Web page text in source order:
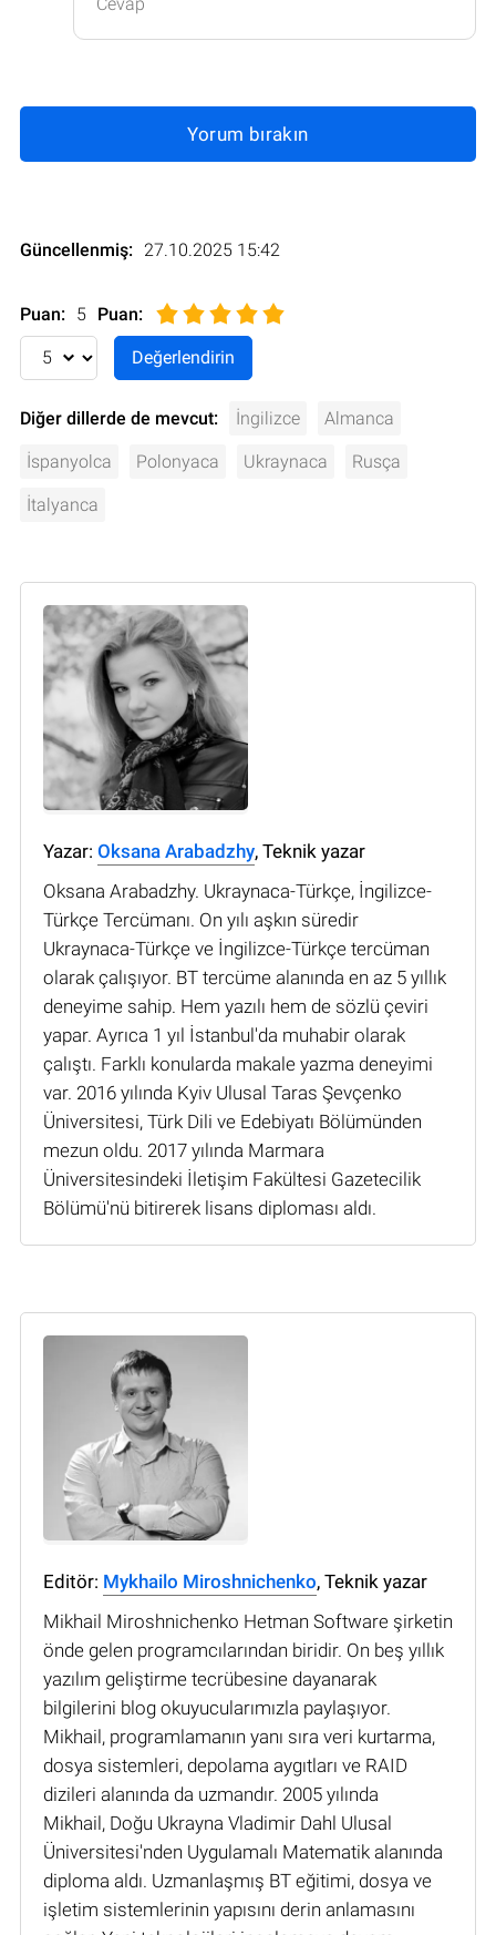
Yorum bırakın
Güncellenmiş: 27.10.2025 15:42
Puan: 5 Puan:
Diğer dillerde de mevcut: İngilizce Almanca
İspanyolca Polonyaca Ukraynaca Rusça
İtalyanca
Yazar: Oksana Arabadzhy, Teknik yazar
Oksana Arabadzhy. Ukraynaca-Türkçe, İngilizce-
Türkçe Tercümanı. On yılı aşkın süredir
Ukraynaca-Türkçe ve İngilizce-Türkçe tercüman
olarak çalışıyor. BT tercüme alanında en az 5 yıllık
deneyime sahip. Hem yazılı hem de sözlü çeviri
yapar. Ayrıca 1 yıl İstanbul'da muhabir olarak
çalıştı. Farklı konularda makale yazma deneyimi
var. 2016 yılında Kyiv Ulusal Taras Şevçenko
Üniversitesi, Türk Dili ve Edebiyatı Bölümünden
mezun oldu. 2017 yılında Marmara
Üniversitesindeki İletişim Fakültesi Gazetecilik
Bölümü'nü bitirerek lisans diploması aldı.
Editör: Mykhailo Miroshnichenko, Teknik yazar
Mikhail Miroshnichenko Hetman Software şirketin
önde gelen programcılarından biridir. On beş yıllık
yazılım geliştirme tecrübesine dayanarak
bilgilerini blog okuyucularımızla paylaşıyor.
Mikhail, programlamanın yanı sıra veri kurtarma,
dosya sistemleri, depolama aygıtları ve RAID
dizileri alanında da uzmandır. 2005 yılında
Mikhail, Doğu Ukrayna Vladimir Dahl Ulusal
Üniversitesi'nden Uygulamalı Matematik alanında
diploma aldı. Uzmanlaşmış BT eğitimi, dosya ve
işletim sistemlerinin yapısını derin anlamasını